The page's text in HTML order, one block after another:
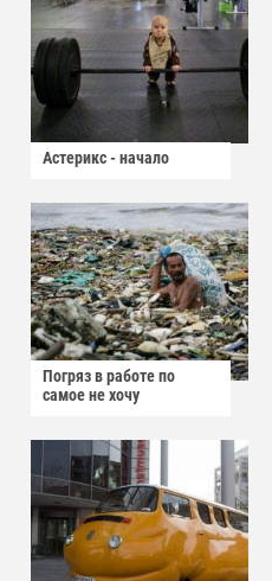
Астерикс - начало
Погряз в работе по
самое не хочу